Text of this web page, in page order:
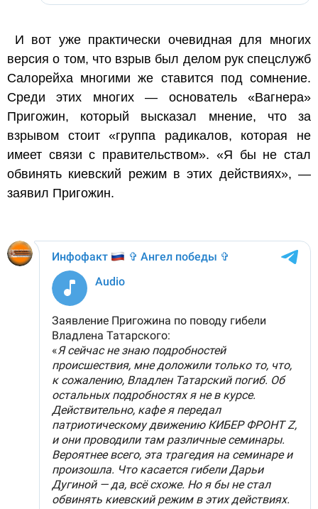
И вот уже практически очевидная для многих
версия о том, что взрыв был делом рук спецслужб
Салорейха многими же ставится под сомнение.
Среди этих многих — основатель «Вагнера»
Пригожин, который высказал мнение, что за
взрывом стоит «группа радикалов, которая не
имеет связи с правительством». «Я бы не стал
обвинять киевский режим в этих действиях», —
заявил Пригожин.